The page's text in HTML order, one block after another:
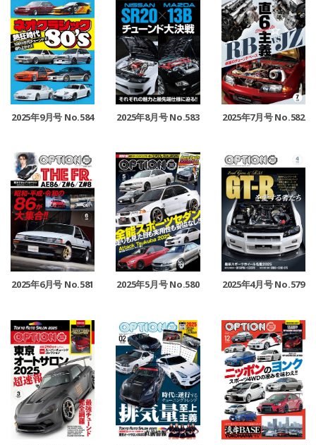
2025年9月号 No.584 2025年8月号 No.583 2025年7月号 No.582
2025年6月号 No.581 2025年5月号 No.580 2025年4月号 No.579